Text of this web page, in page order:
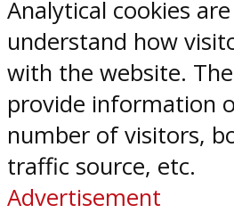
Analytical cookies
understand how
with the website.
provide information
number of visitors,
traffic source, etc.
Advertisement